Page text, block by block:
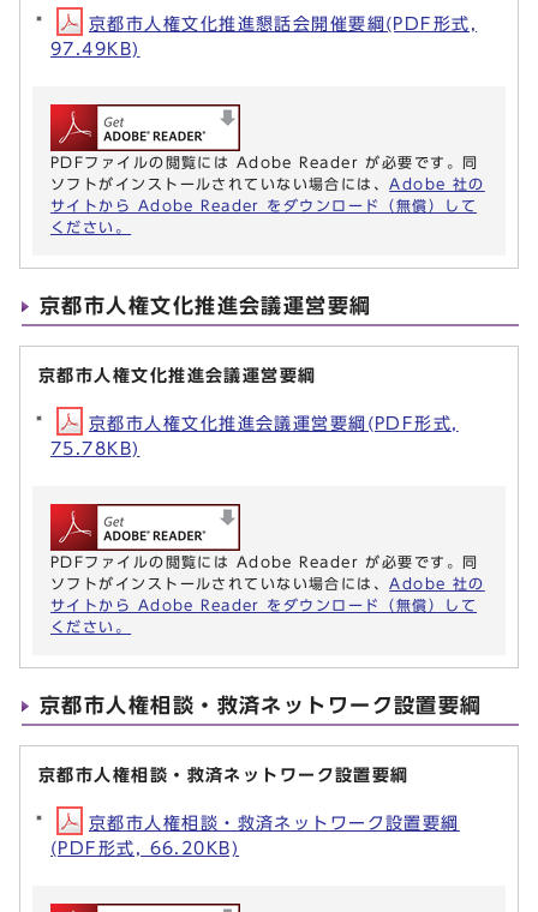
京都市人権文化推進懇話会開催要綱(PDF形式,
97.49KB)
PDFファイルの閲覧には Adobe Reader が必要です。同
ソフトがインストールされていない場合には、 Adobe 社の
サイトから Adobe Reader をダウンロード（無償）して
ください。
京都市人権文化推進会議運営要綱
京都市人権文化推進会議運営要綱
京都市人権文化推進会議運営要綱(PDF形式,
75.78KB)
PDFファイルの閲覧には Adobe Reader が必要です。同
ソフトがインストールされていない場合には、 Adobe 社の
サイトから Adobe Reader をダウンロード（無償）して
ください。
京都市人権相談・救済ネットワーク設置要綱
京都市人権相談・救済ネットワーク設置要綱
京都市人権相談・救済ネットワーク設置要綱
(PDF形式, 66.20KB)